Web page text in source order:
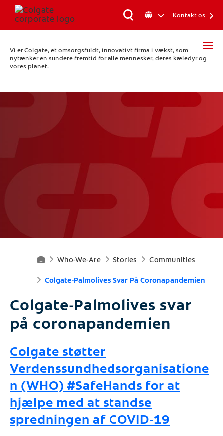
Vi er Colgate, et omsorgsfuldt, innovativt firma i vækst, som
nytænker en sundere fremtid for alle mennesker, deres kæledyr og
vores planet.
Kontakt os
H
O
M
E
Who-We-Are Stories Communities
Colgate-Palmolives Svar På Coronapandemien
Colgate-Palmolives svar
på coronapandemien
Colgate støtter
Verdenssundhedsorganisatione
n (WHO) #SafeHands for at
hjælpe med at standse
spredningen af COVID-19